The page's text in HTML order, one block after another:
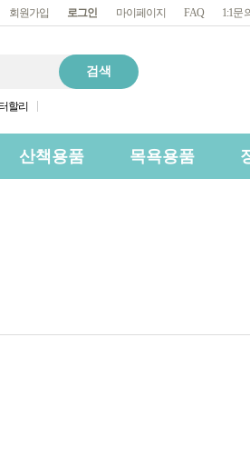
회원가입 로그인 마이페이지 FAQ 1:1문
할리
산책용품 목욕용품